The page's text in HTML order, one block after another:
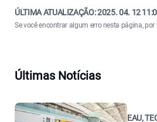
ÚLTIMA ATUALIZAÇÃO:2025. 04. 12
Se você encontrar algum erro nesta página,
Últimas Notícias
EAU,